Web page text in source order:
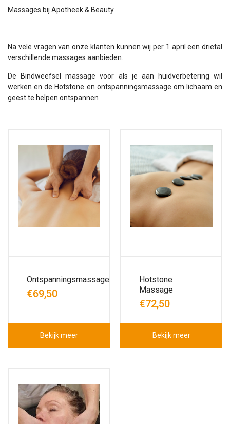
Massages bij Apotheek & Beauty
Na vele vragen van onze klanten kunnen wij per 1 april een drietal
verschillende massages aanbieden.
De Bindweefsel massage voor als je aan huidverbetering wil
werken en de Hotstone en ontspanningsmassage om lichaam en
geest te helpen ontspannen
Ontspanningsmassage
€69,50
Bekijk meer
Hotstone
Massage
€72,50
Bekijk meer